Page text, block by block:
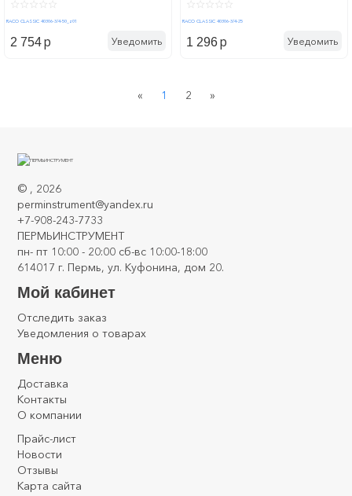
CLASSIC 40306-3/4-50_z01
2 754p Уведомить
CLASSIC 40306-3/4-25
1 296p Уведомить
«Previous
1 2 »Next
© , 2026
perminstrument@yandex.ru
+7-908-243-7733
ПЕРМЬИНСТРУМЕНТ
пн- пт 10:00 - 20:00 сб-вс 10:00-18:00
614017 г. Пермь, ул. Куфонина, дом 20.
Мой кабинет
Отследить заказ
Уведомления о товарах
Меню
Доставка
Контакты
О компании
Прайс-лист
Новости
Отзывы
Карта сайта